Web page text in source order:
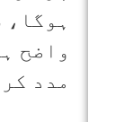
واضح
مدد